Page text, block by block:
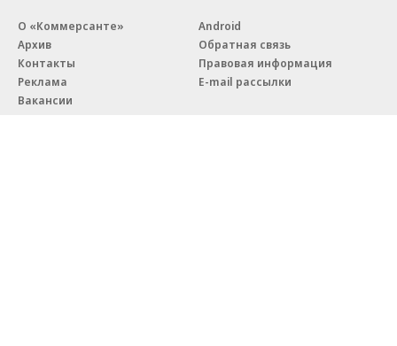
О «Коммерсанте»
Архив
Контакты
Реклама
Вакансии
Android
Обратная связь
Правовая информация
E-mail рассылки